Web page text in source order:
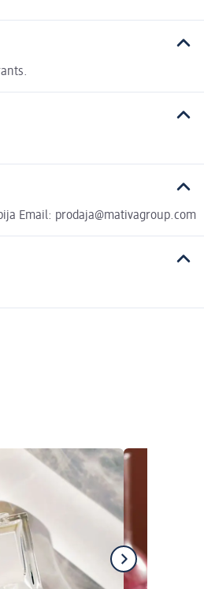
Email: prodaja@mativagroup.com